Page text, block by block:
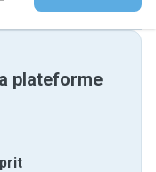
plateforme